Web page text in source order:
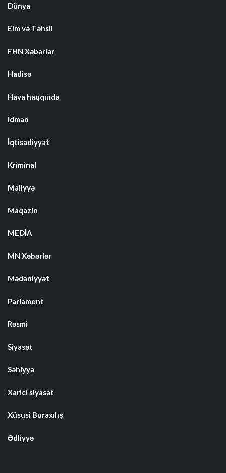
Dünya
Elm və Təhsil
FHN Xəbərlər
Hadisə
Hava haqqında
İdman
İqtisadiyyat
Kriminal
Maliyyə
Maqazin
MEDİA
MN Xəbərlər
Mədəniyyət
Parlament
Rəsmi
Siyasət
Səhiyyə
Xarici siyasət
Xüsusi Buraxılış
Ədliyyə